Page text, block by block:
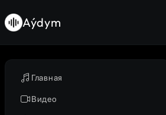
Главная
Видео
Aýdym